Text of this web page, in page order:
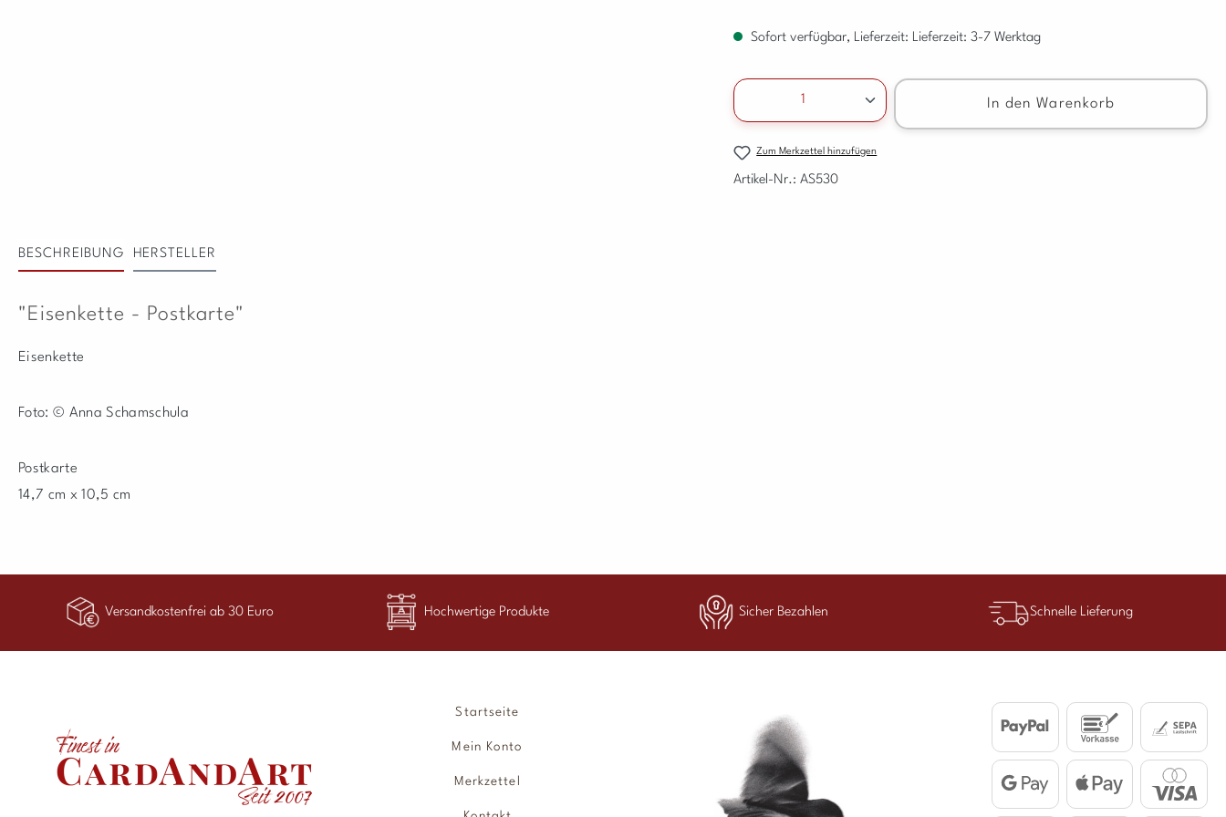
Sofort verfügbar, Lieferzeit: Lieferzeit: 3-7 Werktag
Produkt Anzahl: Gib den gewünschten Wert ein oder
In den Warenkorb
Zum Merkzettel hinzufügen
Artikel-Nr.: AS530
BESCHREIBUNG HERSTELLER
"Eisenkette - Postkarte"
Eisenkette
Foto: © Anna Schamschula
Postkarte
14,7 cm x 10,5 cm
Versandkostenfrei ab 30 Euro Hochwertige Produkte Sicher Bezahlen Schnelle Lieferung
Startseite
Mein Konto
Merkzettel